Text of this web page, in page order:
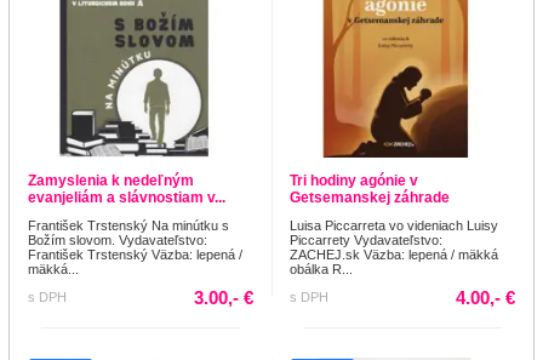
Zamyslenia k nedeľným
evanjeliám a slávnostiam v...
František Trstenský Na minútku s
Božím slovom. Vydavateľstvo:
František Trstenský Väzba: lepená /
mäkká...
s DPH
3.00,- €
Tri hodiny agónie v
Getsemanskej záhrade
Luisa Piccarreta vo videniach Luisy
Piccarrety Vydavateľstvo:
ZACHEJ.sk Väzba: lepená / mäkká
obálka R...
s DPH
4.00,- €